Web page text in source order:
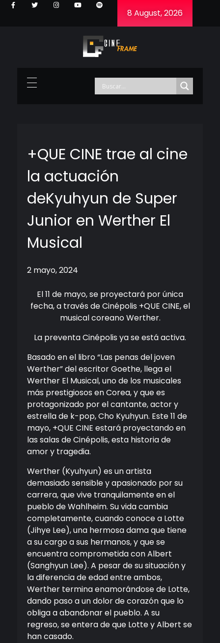
8 August, 2026
+QUE CINE trae al cine
la actuación
deKyuhyun de Super
Junior en Werther El
Musical
2 mayo, 2024
El 11 de mayo, se proyectará por única
fecha, a través de Cinépolis +QUE CINE, el
musical coreano Werther.
La preventa Cinépolis ya se está activa.
Basado en el libro “Las penas del joven
Werther” del escritor Goethe, llega el
Werther El Musical, uno de los musicales
más prestigiosos en Corea, y que es
protagonizado por el cantante, actor y
estrella de k-pop, Cho Kyuhyun. Este 11 de
mayo, +QUE CINE estará proyectando en
las salas de Cinépolis, esta historia de
amor y tragedia.
Werther (Kyuhyun) es un artista
demasiado sensible y apasionado por su
carrera, que vive tranquilamente en el
pueblo de Wahlheim. Su vida cambia
completamente, cuando conoce a Lotte
(Jihye Lee), una hermosa dama que tiene
a su cargo a sus hermanos, y que se
encuentra comprometida con Albert
(Sanghyun Lee). A pesar de su situación y
la diferencia de edad entre ambos,
Werther termina enamorándose de Lotte,
dando paso a un dolor de corazón que lo
obliga a abandonar el pueblo. A su
regreso, se entera de que Lotte y Albert se
han casado.